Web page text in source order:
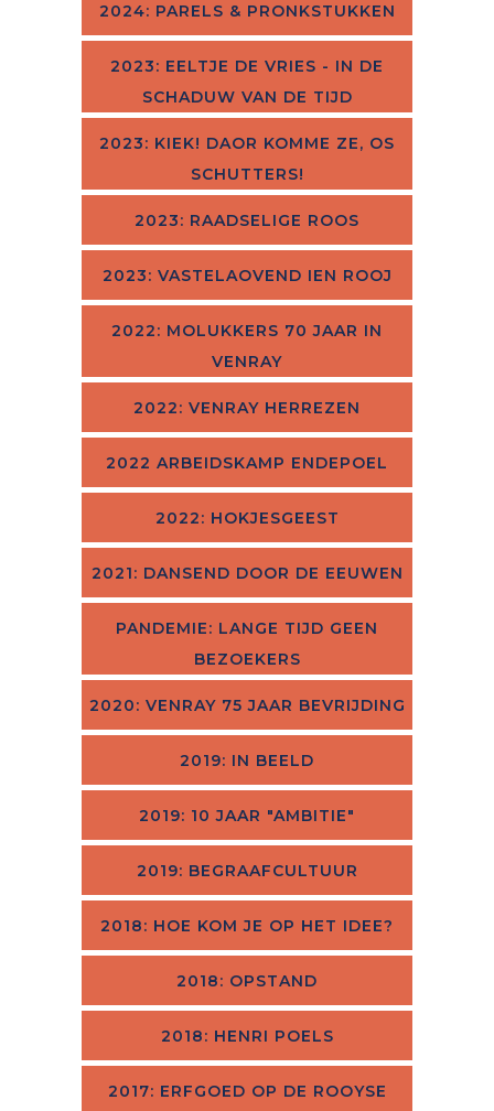
2024: PARELS & PRONKSTUKKEN
2023: EELTJE DE VRIES - IN DE
SCHADUW VAN DE TIJD
2023: KIEK! DAOR KOMME ZE, OS
SCHUTTERS!
2023: RAADSELIGE ROOS
2023: VASTELAOVEND IEN ROOJ
2022: MOLUKKERS 70 JAAR IN
VENRAY
2022: VENRAY HERREZEN
2022 ARBEIDSKAMP ENDEPOEL
2022: HOKJESGEEST
2021: DANSEND DOOR DE EEUWEN
PANDEMIE: LANGE TIJD GEEN
BEZOEKERS
2020: VENRAY 75 JAAR BEVRIJDING
2019: IN BEELD
2019: 10 JAAR "AMBITIE"
2019: BEGRAAFCULTUUR
2018: HOE KOM JE OP HET IDEE?
2018: OPSTAND
2018: HENRI POELS
2017: ERFGOED OP DE ROOYSE